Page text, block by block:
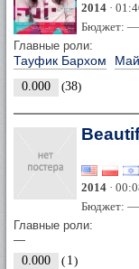
2014 ·
Бюджет:
Главные роли:
Тауфик Бархом
0.000 (38)
2014 ·
Бюджет:
Главные роли:
—
0.000
( 1)